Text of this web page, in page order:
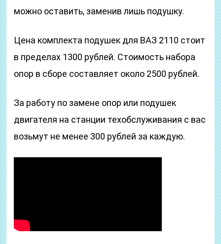
можно оставить, заменив лишь подушку.
Цена комплекта подушек для ВАЗ 2110 стоит
в пределах 1300 рублей. Стоимость набора
опор в сборе составляет около 2500 рублей.
За работу по замене опор или подушек
двигателя на станции техобслуживания с вас
возьмут не менее 300 рублей за каждую.